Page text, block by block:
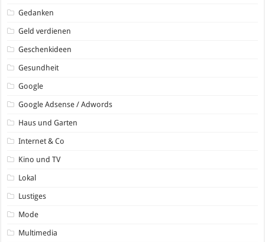
Gedanken
Geld verdienen
Geschenkideen
Gesundheit
Google
Google Adsense / Adwords
Haus und Garten
Internet & Co
Kino und TV
Lokal
Lustiges
Mode
Multimedia